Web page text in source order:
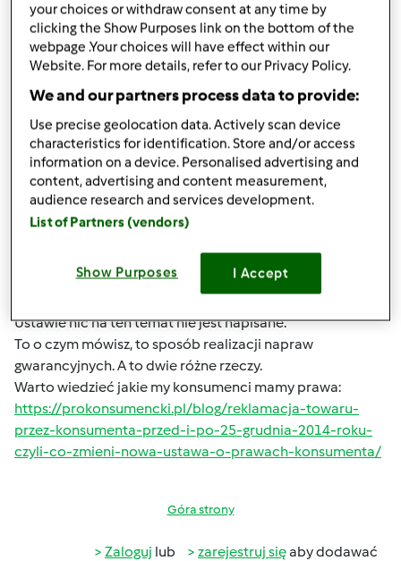
wt., 09/05/2017 - 16:18
Wydaje mi się, że nie masz racji.
Nie tak skutkuje ustawa. Sprzętu nie wysyłasz do zadnego
serwisu tylko do SPRZEDAWCY!
I u niego ządasz reklamacji i powołujesz się na konkretny
Dodatkowo wysyłasz mu sprzęt na jego koszt.
I przy drugiej naprawie SKUTECZNIE żądasz zwrotu kwoty
Ustawie nic na ten temat nie jest napisane.
To o czym mówisz, to sposób realizacji napraw
gwarancyjnych. A to dwie różne rzeczy.
Warto wiedzieć jakie my konsumenci mamy prawa:
https://prokonsumencki.pl/blog/reklamacja-towaru-
przez-konsumenta-przed-i-po-25-grudnia-2014-roku-
czyli-co-zmieni-nowa-ustawa-o-prawach-konsumenta/
Góra strony
Zaloguj lub zarejestruj sięaby dodawać
your choices or withdraw consent at any time by
clicking the Show Purposes link on the bottom of the
webpage .Your choices will have effect within our
Website. For more details, refer to our Privacy Policy.
We and our partners process data to provide:
Use precise geolocation data. Actively scan device
characteristics for identification. Store and/or access
information on a device. Personalised advertising and
content, advertising and content measurement,
audience research and services development.
List of Partners (vendors)
Show Purposes I Accept